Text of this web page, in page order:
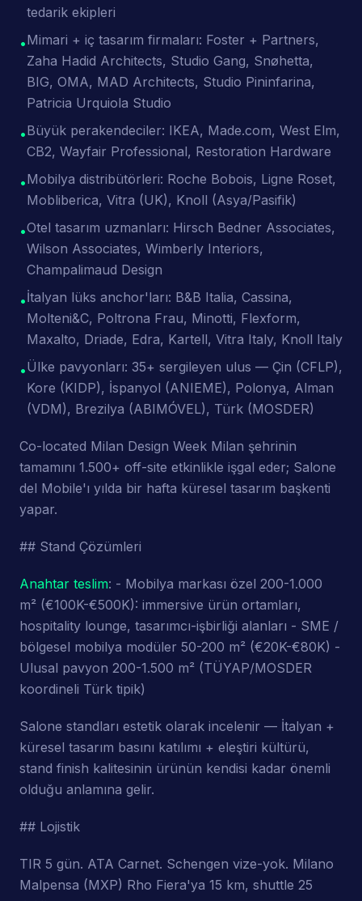
tedarik ekipleri
•Mimari + iç tasarım firmaları: Foster + Partners,
Zaha Hadid Architects, Studio Gang, Snøhetta,
BIG, OMA, MAD Architects, Studio Pininfarina,
Patricia Urquiola Studio
•Büyük perakendeciler: IKEA, Made.com, West Elm,
CB2, Wayfair Professional, Restoration Hardware
•Mobilya distribütörleri: Roche Bobois, Ligne Roset,
Mobliberica, Vitra (UK), Knoll (Asya/Pasifik)
•Otel tasarım uzmanları: Hirsch Bedner Associates,
Wilson Associates, Wimberly Interiors,
Champalimaud Design
•İtalyan lüks anchor'ları: B&B Italia, Cassina,
Molteni&C, Poltrona Frau, Minotti, Flexform,
Maxalto, Driade, Edra, Kartell, Vitra Italy, Knoll Italy
•Ülke pavyonları: 35+ sergileyen ulus — Çin (CFLP),
Kore (KIDP), İspanyol (ANIEME), Polonya, Alman
(VDM), Brezilya (ABIMÓVEL), Türk (MOSDER)
Co-located Milan Design Week Milan şehrinin
tamamını 1.500+ off-site etkinlikle işgal eder; Salone
del Mobile'ı yılda bir hafta küresel tasarım başkenti
yapar.
## Stand Çözümleri
Anahtar teslim: - Mobilya markası özel 200-1.000
m² (€100K-€500K): immersive ürün ortamları,
hospitality lounge, tasarımcı-işbirliği alanları - SME /
bölgesel mobilya modüler 50-200 m² (€20K-€80K) -
Ulusal pavyon 200-1.500 m² (TÜYAP/MOSDER
koordineli Türk tipik)
Salone standları estetik olarak incelenir — İtalyan +
küresel tasarım basını katılımı + eleştiri kültürü,
stand finish kalitesinin ürünün kendisi kadar önemli
olduğu anlamına gelir.
## Lojistik
TIR 5 gün. ATA Carnet. Schengen vize-yok. Milano
Malpensa (MXP) Rho Fiera'ya 15 km, shuttle 25